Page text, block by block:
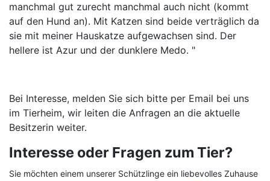
manchmal gut zurecht manchmal auch nicht (kommt
auf den Hund an). Mit Katzen sind beide verträglich da
sie mit meiner Hauskatze aufgewachsen sind. Der
hellere ist Azur und der dunklere Medo. "
Bei Interesse, melden Sie sich bitte per Email bei uns
im Tierheim, wir leiten die Anfragen an die aktuelle
Besitzerin weiter.
Interesse oder Fragen zum Tier?
Sie möchten einem unserer Schützlinge ein liebevolles Zuhause